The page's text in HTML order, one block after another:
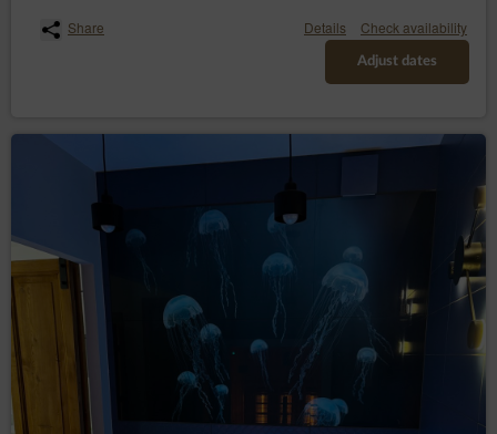
Share Details Check availability
Adjust dates